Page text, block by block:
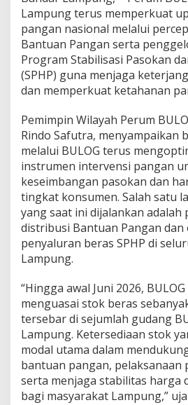
Lampung terus memperkuat
pangan nasional melalui
Bantuan Pangan serta
Program Stabilisasi Pasokan
(SPHP) guna menjaga
dan memperkuat ketahanan
Pemimpin Wilayah Perum
Rindo Safutra, menyampaikan
melalui BULOG terus
instrumen intervensi pangan
keseimbangan pasokan dan
tingkat konsumen. Salah satu
yang saat ini dijalankan adalah
distribusi Bantuan Pangan dan
penyaluran beras SPHP di
Lampung.
“Hingga awal Juni 2026,
menguasai stok beras
tersebar di sejumlah gudang
Lampung. Ketersediaan stok
modal utama dalam
bantuan pangan, pelaksanaan
serta menjaga stabilitas harga
bagi masyarakat Lampung,”